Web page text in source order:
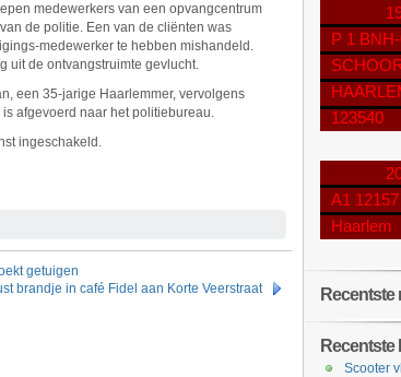
medewerkers van een opvangcentrum
de politie. Een van de cliënten was
medewerker te hebben mishandeld.
uit de ontvangstruimte gevlucht.
een 35-jarige Haarlemmer, vervolgens
afgevoerd naar het politiebureau.
ingeschakeld.
getuigen
brandje in café Fidel aan Korte Veerstraat
P 1
123540
A1
Haarlem
Recentste
Recentste
Scooter